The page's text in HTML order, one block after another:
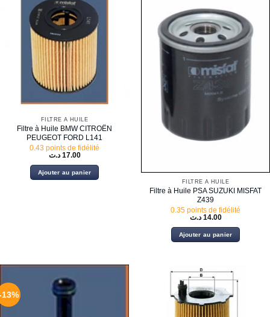
FILTRE À HUILE
Filtre à Huile BMW CITROËN
PEUGEOT FORD L141
0.43 points de fidélité
17.00 د.ت
Ajouter au panier
FILTRE À HUILE
Filtre à Huile PSA SUZUKI MISFAT
Z439
0.35 points de fidélité
14.00 د.ت
Ajouter au panier